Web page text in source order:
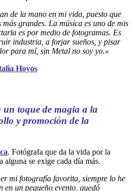
de la mano en mi vida, puesto que
grandes. La música es uno de mis
es por medio de fotogramas. Es
industria, a forjar sueños, y pisar
para mí, sin Metal no soy yo.»
Hoyos
toque de magia a la
y promoción de la
. Fotógrafa que da la vida por la
alguna se exige cada día más.
mi fotografía favorita, siempre lo he
en un pequeño evento, quedó